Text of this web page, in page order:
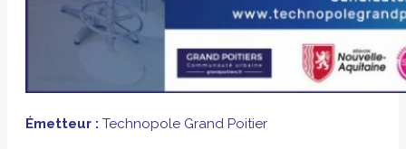
Émetteur : Technopole Grand Poitier